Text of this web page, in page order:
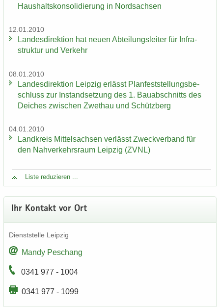
Haus­halts­kon­so­li­die­rung in Nord­sach­sen
12.01.2010
Lan­des­di­rek­ti­on hat neuen Ab­tei­lungs­lei­ter für In­fra­
struk­tur und Ver­kehr
08.01.2010
Lan­des­di­rek­ti­on Leip­zig er­lässt Plan­fest­stel­lungs­be­
schluss zur In­stand­set­zung des 1. Bau­ab­schnitts des
Dei­ches zwi­schen Zwet­hau und Schütz­berg
04.01.2010
Land­kreis Mit­tel­sach­sen ver­lässt Zweck­ver­band für
den Nah­ver­kehrs­raum Leip­zig (ZVNL)
Liste re­du­zie­ren ...
Ihr Kon­takt vor Ort
Dienst­stel­le Leip­zig
Mandy Peschang
0341 977 - 1004
0341 977 - 1099